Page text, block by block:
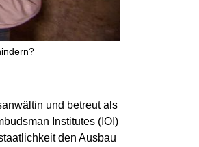
und betreut als
Institutes (IOI)
den Ausbau